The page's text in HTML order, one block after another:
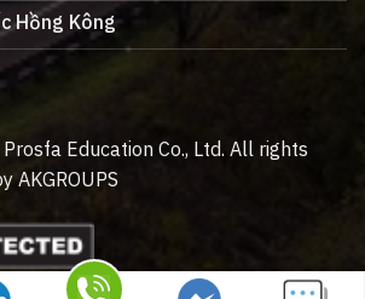
Hồng Kông
Education Co., Ltd. All rights
AKGROUPS